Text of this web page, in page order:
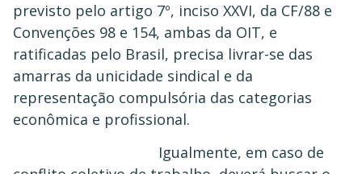
previsto pelo artigo 7º, inciso XXVI, da CF/88 e
Convenções 98 e 154, ambas da OIT, e
ratificadas pelo Brasil, precisa livrar-se das
amarras da unicidade sindical e da
representação compulsória das categorias
econômica e profissional.
Igualmente, em caso de